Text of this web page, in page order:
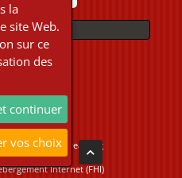
Webradio Streaming
réservés
Internet (FHI)
la
site Web.
sur ce
des
continuer
vos choix